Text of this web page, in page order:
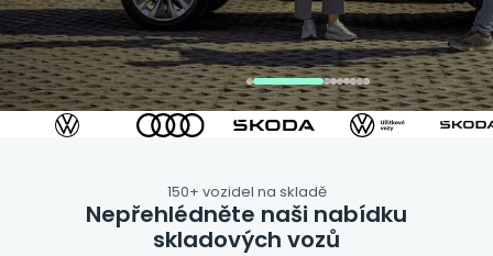
150+ vozidel na skladě
Nepřehlédněte naši nabídku
skladových vozů